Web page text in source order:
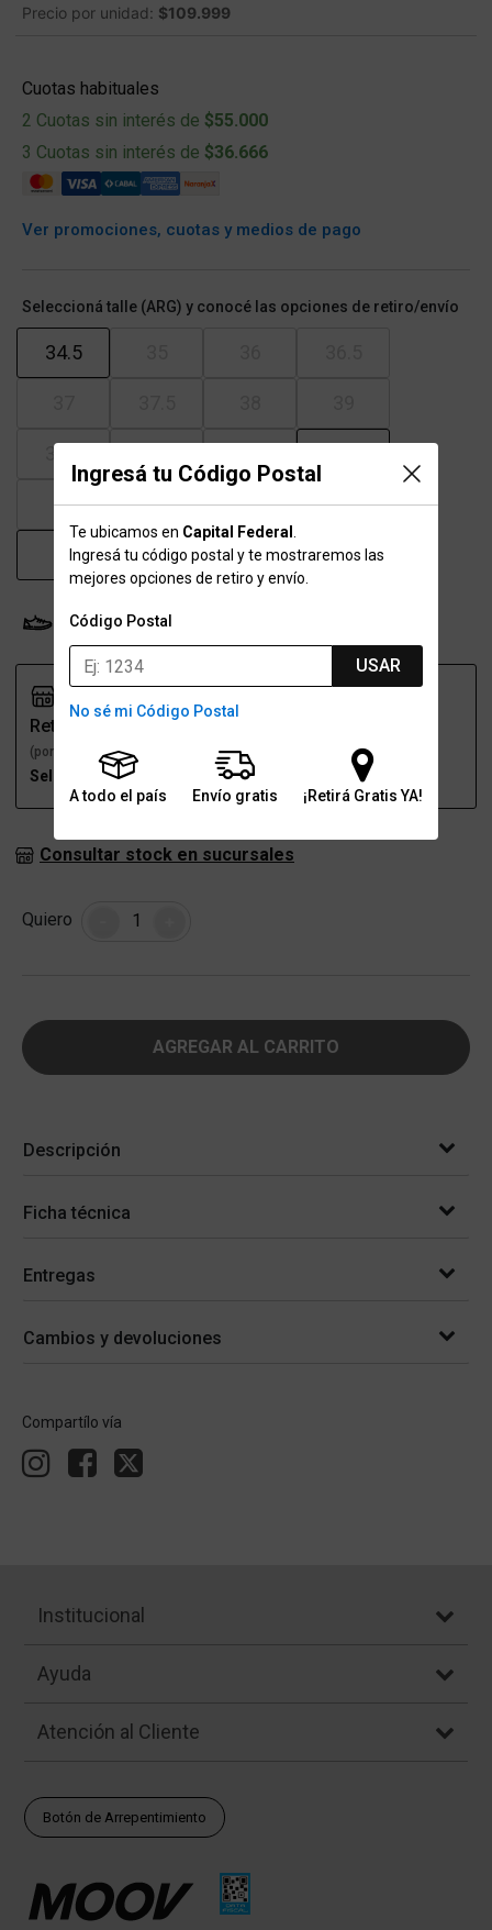
Ingresá tu Código Postal
Te ubicamos en Capital Federal
Ingresá tu código postal y te mostraremos las
mejores opciones de retiro y envío.
Código Postal
USAR
No sé mi Código Postal
A todo el país Envío gratis ¡Retirá Gratis YA!
Precio por unidad: $109.999
Cuotas habituales
2 Cuotas sin interés de $55.000
3 Cuotas sin interés de $36.666
Ver promociones, cuotas y medios de pago
Seleccioná talle (ARG) y conocé las opciones de retiro/envío
34.5
39.5
42 43 43.5 44
45 46 47
Probador Virtual
Retiro
(por una sucursal)
Seleccioná talle Seleccioná talle
Consultar stock en sucursales
Quiero Cantidad
AGREGAR AL CARRITO
Descripción
Ficha técnica
Entregas
Cambios y devoluciones
Compartílo vía
Institucional
Ayuda
Atención al Cliente
Botón de Arrepentimiento